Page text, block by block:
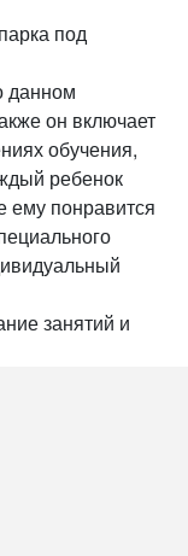
под
данном
он включает
обучения,
ребенок
ему понравится
занятий и